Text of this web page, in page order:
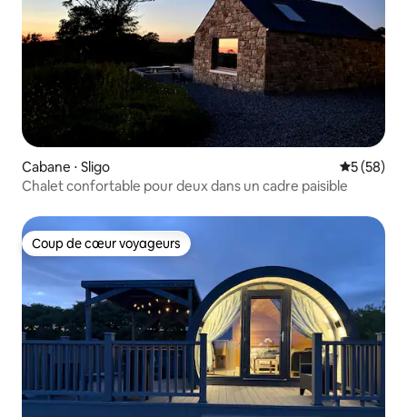
Cabane ⋅ Sligo
5 (58)
Chalet confortable pour deux dans un cadre paisible
Coup de cœur voyageurs
Coup de cœur voyageurs